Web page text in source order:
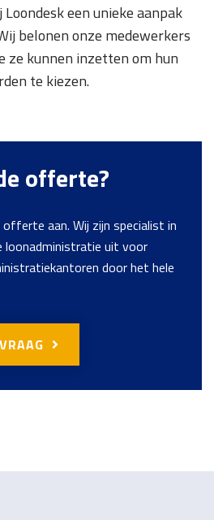
een unieke aanpak
belonen onze medewerkers
ze kunnen inzetten om hun
te kiezen.
offerte?
offerte aan. Wij zijn specialist in
loonadministratie uit voor
door het hele